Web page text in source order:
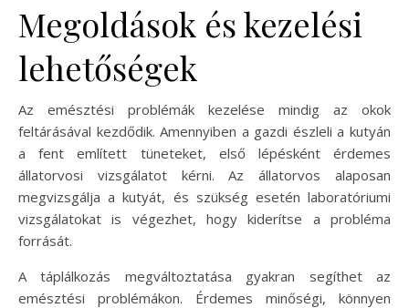
Megoldások és kezelési
lehetőségek
Az emésztési problémák kezelése mindig az okok
feltárásával kezdődik. Amennyiben a gazdi észleli a kutyán
a fent említett tüneteket, első lépésként érdemes
állatorvosi vizsgálatot kérni. Az állatorvos alaposan
megvizsgálja a kutyát, és szükség esetén laboratóriumi
vizsgálatokat is végezhet, hogy kiderítse a probléma
forrását.
A táplálkozás megváltoztatása gyakran segíthet az
emésztési problémákon. Érdemes minőségi, könnyen